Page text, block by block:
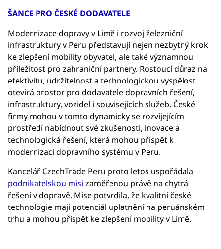
ŠANCE PRO ČESKÉ DODAVATELE
Modernizace dopravy v Limě i rozvoj železniční
infrastruktury v Peru představují nejen nezbytný krok
ke zlepšení mobility obyvatel, ale také významnou
příležitost pro zahraniční partnery. Rostoucí důraz na
efektivitu, udržitelnost a technologickou vyspělost
otevírá prostor pro dodavatele dopravních řešení,
infrastruktury, vozidel i souvisejících služeb. České
firmy mohou v tomto dynamicky se rozvíjejícím
prostředí nabídnout své zkušenosti, inovace a
technologická řešení, která mohou přispět k
modernizaci dopravního systému v Peru.
Kancelář CzechTrade Peru proto letos uspořádala
podnikatelskou misi zaměřenou právě na chytrá
řešení v dopravě. Mise potvrdila, že kvalitní české
technologie mají potenciál uplatnění na peruánském
trhu a mohou přispět ke zlepšení mobility v Limě.